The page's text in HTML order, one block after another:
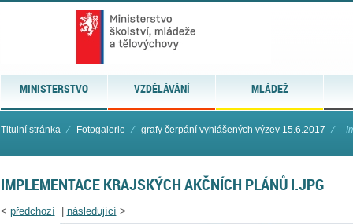
MINISTERSTVO VZDĚLÁVÁNÍ MLÁDEŽ
Titulní stránka ⁄ Fotogalerie ⁄ grafy čerpání vyhlášených výzev 15.6.2017 ⁄
IMPLEMENTACE KRAJSKÝCH AKČNÍCH PLÁNŮ I.JPG
< předchozí| následující>